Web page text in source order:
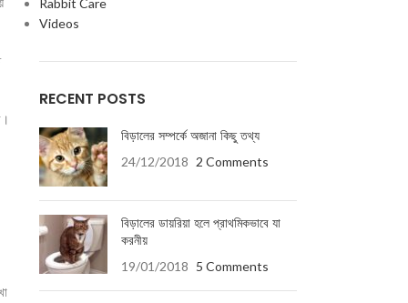
Rabbit Care
Videos
RECENT POSTS
বিড়ালের সম্পর্কে অজানা কিছু তথ্য
24/12/2018 2 Comments
বিড়ালের ডায়রিয়া হলে প্রাথমিকভাবে যা
করনীয়
19/01/2018 5 Comments